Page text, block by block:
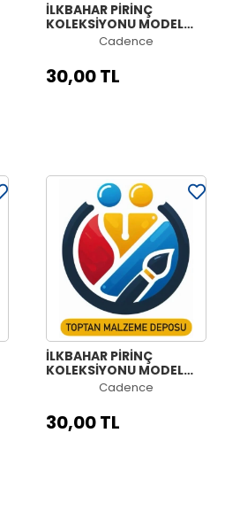
İLKBAHAR PİRİNÇ
KOLEKSİYONU MODEL
Cadence
30,00 TL
İLKBAHAR PİRİNÇ
KOLEKSİYONU MODEL
Cadence
30,00 TL